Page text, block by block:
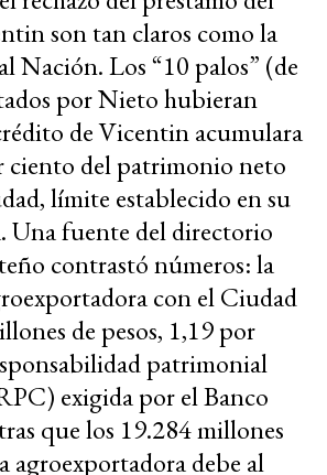
son tan claros como la
Nación. Los “10 palos” (de
por Nieto hubieran
de Vicentin acumulara
ciento del patrimonio neto
límite establecido en su
Una fuente del directorio
contrastó números: la
con el Ciudad
de pesos, 1,19 por
patrimonial
exigida por el Banco
que los 19.284 millones
agroexportadora debe al